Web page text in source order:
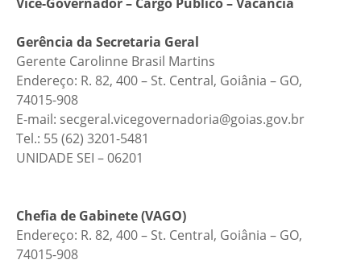
Gerência da Secretaria Geral
Gerente Carolinne Brasil Martins
Endereço: R. 82, 400 – St. Central, Goiânia – GO,
74015-908
E-mail: secgeral.vicegovernadoria@goias.gov.br
Tel.: 55 (62) 3201-5481
UNIDADE SEI – 06201
Chefia de Gabinete (VAGO)
Endereço: R. 82, 400 – St. Central, Goiânia – GO,
74015-908